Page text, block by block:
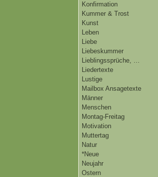
Konfirmation
Kummer & Trost
Kunst
Leben
Liebe
Liebeskummer
Lieblingssprüche, …
Liedertexte
Lustige
Mailbox Ansagetexte
Männer
Menschen
Montag-Freitag
Motivation
Muttertag
Natur
*Neue
Neujahr
Ostern